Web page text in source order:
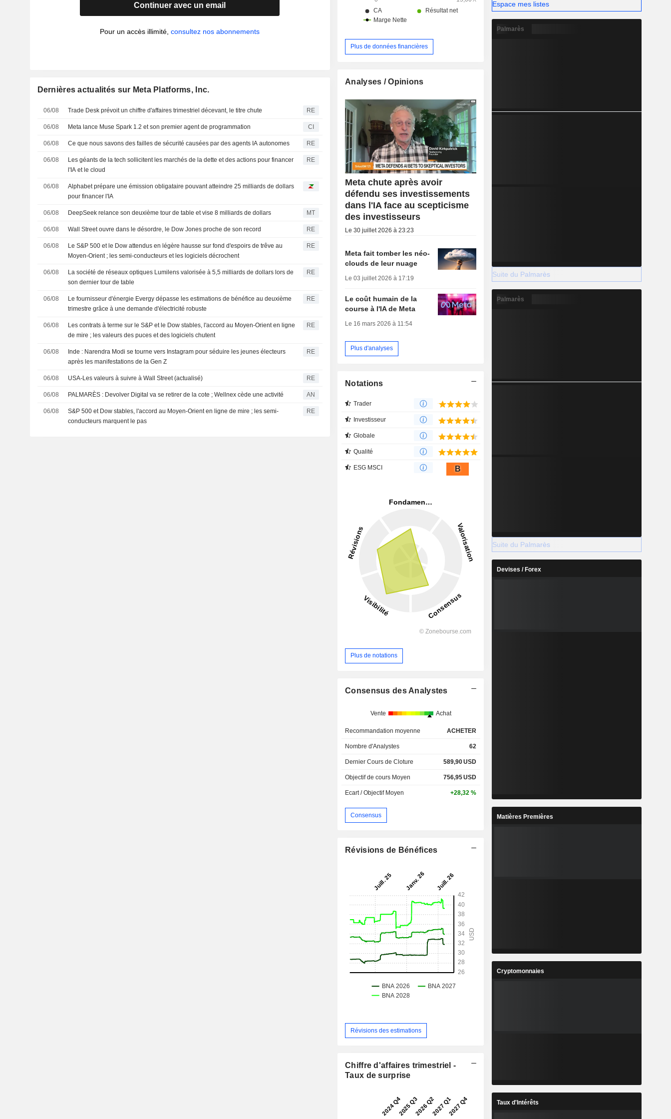
Continuer avec un email
Pour un accès illimité,consultez nos abonnements
Dernières actualités sur Meta Platforms, Inc.
06/08 Trade Desk prévoit un chiffre d'affaires trimestriel décevant, le titre chute RE
06/08 Meta lance Muse Spark 1.2 et son premier agent de programmation CI
06/08 Ce que nous savons des failles de sécurité causées par des agents IA autonomes RE
06/08
Les géants de la tech sollicitent les marchés de la dette et des actions pour financer
l'IA et le cloud
RE
06/08
Alphabet prépare une émission obligataire pouvant atteindre 25 milliards de dollars
pour financer l'IA
06/08 DeepSeek relance son deuxième tour de table et vise 8 milliards de dollars MT
06/08 Wall Street ouvre dans le désordre, le Dow Jones proche de son record RE
06/08
Le S&P 500 et le Dow attendus en légère hausse sur fond d'espoirs de trêve au
Moyen-Orient ; les semi-conducteurs et les logiciels décrochent
RE
06/08
La société de réseaux optiques Lumilens valorisée à 5,5 milliards de dollars lors de
son dernier tour de table
RE
06/08
Le fournisseur d'énergie Evergy dépasse les estimations de bénéfice au deuxième
trimestre grâce à une demande d'électricité robuste
RE
06/08
Les contrats à terme sur le S&P et le Dow stables, l'accord au Moyen-Orient en ligne
de mire ; les valeurs des puces et des logiciels chutent
RE
06/08
Inde : Narendra Modi se tourne vers Instagram pour séduire les jeunes électeurs
après les manifestations de la Gen Z
RE
06/08 USA-Les valeurs à suivre à Wall Street (actualisé) RE
06/08 PALMARÈS : Devolver Digital va se retirer de la cote ; Wellnex cède une activité AN
06/08
S&P 500 et Dow stables, l'accord au Moyen-Orient en ligne de mire ; les semi-
conducteurs marquent le pas
RE
Plus de données financières
Analyses / Opinions
Meta chute après avoir
défendu ses investissements
dans l'IA face au scepticisme
des investisseurs
Le 30 juillet 2026 à 23:23
Meta fait tomber les néo-
clouds de leur nuage
Le 03 juillet 2026 à 17:19
Le coût humain de la
course à l'IA de Meta
Le 16 mars 2026 à 11:54
Plus d'analyses
Notations
Trader
Investisseur
Globale
Qualité
ESG MSCI B
Plus de notations
Consensus des Analystes
Vente Achat
Recommandation moyenne ACHETER
Nombre d'Analystes 62
Dernier Cours de Cloture 589,90USD
Objectif de cours Moyen 756,95USD
Ecart / Objectif Moyen +28,32 %
Consensus
Révisions de Bénéfices
Révisions des estimations
Chiffre d'affaires trimestriel -
Taux de surprise
Espace mes listes
Palmarès
Suite du Palmarès
Palmarès
Suite du Palmarès
Devises / Forex
Matières Premières
Cryptomonnaies
Taux d'Intérêts